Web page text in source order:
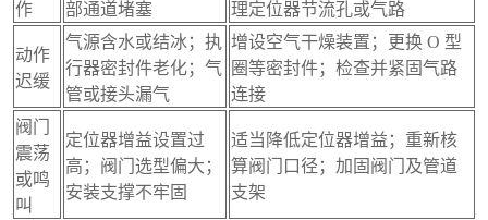
作
部通道堵塞
理定位器节流孔或气路
动作
迟缓
气源含水或结冰；执
行器密封件老化；气
管或接头漏气
增设空气干燥装置；更换 O 型
圈等密封件；检查并紧固气路
连接
阀门
震荡
或鸣
叫
定位器增益设置过
高；阀门选型偏大；
安装支撑不牢固
适当降低定位器增益；重新核
算阀门口径；加固阀门及管道
支架